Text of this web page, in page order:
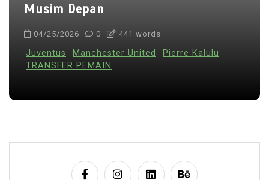
Musim Depan
04/25/2026 0 441 words
Juventus Manchester United
Pierre Kalulu
TRANSFER PEMAIN